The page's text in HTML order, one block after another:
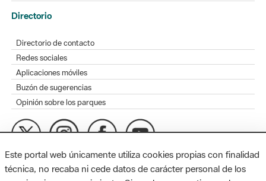
Directorio
Directorio de contacto
Redes sociales
Aplicaciones móviles
Buzón de sugerencias
Opinión sobre los parques
MAPA WEB AVISO LEGAL ACCESIBILIDAD
Este portal web únicamente utiliza cookies propias con finalidad
técnica, no recaba ni cede datos de carácter personal de los